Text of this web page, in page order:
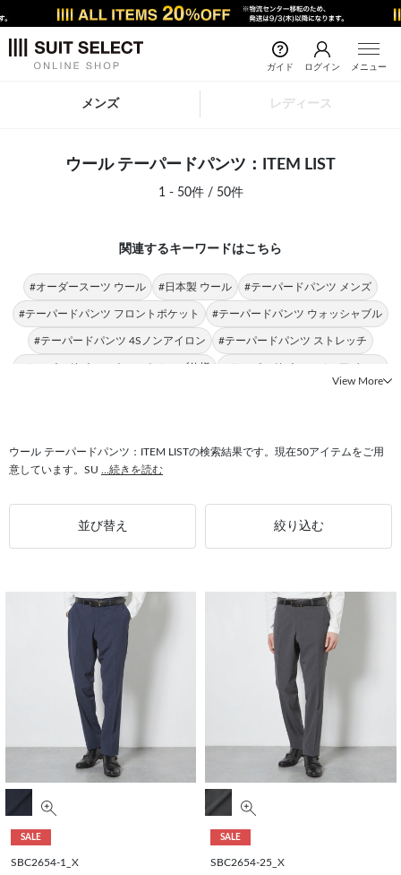
ガイド ログイン メニュー
メンズ レディース
ウール テーパードパンツ：ITEM LIST
1 - 50件 / 50件
関連するキーワードはこちら
#オーダースーツ ウール #日本製 ウール #テーパードパンツ メンズ
#テーパードパンツ フロントポケット #テーパードパンツ ウォッシャブル
#テーパードパンツ 4Sノンアイロン #テーパードパンツ ストレッチ
#テーパードパンツ ウエストムーブ仕様 #テーパードパンツ ノンアイロン
#タイト ウール #Aライン ウール #スリム ウール #ストレート ウール
View More
ウール テーパードパンツ：ITEM LISTの検索結果です。現在50アイテムをご用
意しています。SU
...続きを読む
並び替え 絞り込む
SALE
SBC2654-1_X
SALE
SBC2654-25_X